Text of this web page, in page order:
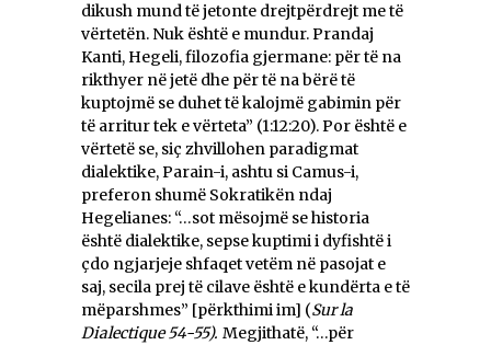
dikush mund të jetonte drejtpërdrejt me të
vërtetën. Nuk është e mundur. Prandaj
Kanti, Hegeli, filozofia gjermane: për të na
rikthyer në jetë dhe për të na bërë të
kuptojmë se duhet të kalojmë gabimin për
të arritur tek e vërteta” (1:12:20). Por është e
vërtetë se, siç zhvillohen paradigmat
dialektike, Parain-i, ashtu si Camus-i,
preferon shumë Sokratikën ndaj
Hegelianes: “…sot mësojmë se historia
është dialektike, sepse kuptimi i dyfishtë i
çdo ngjarjeje shfaqet vetëm në pasojat e
saj, secila prej të cilave është e kundërta e të
mëparshmes” [përkthimi im] (Sur la
Dialectique 54-55). Megjithatë, “…për